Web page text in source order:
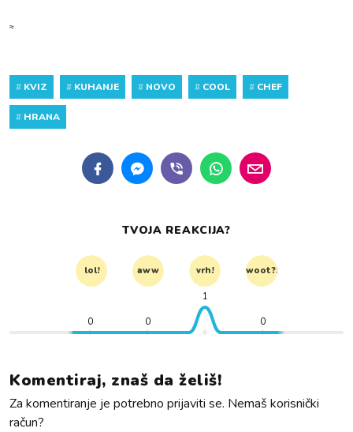
≈
# KVIZ # KUHANJE # NOVO # COOL # CHEF
# HRANA
TVOJA REAKCIJA?
lol! aww vrh! woot?!
0 0
1
0
Komentiraj, znaš da želiš!
Za komentiranje je potrebno prijaviti se. Nemaš korisnički
račun?